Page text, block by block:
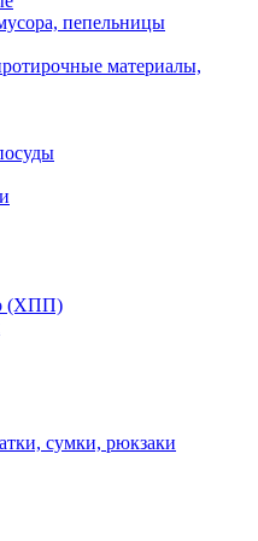
пепельницы
материалы,
(ХПП)
сумки, рюкзаки